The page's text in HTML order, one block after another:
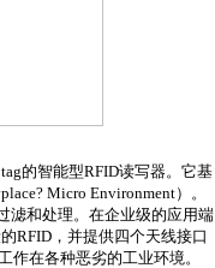
的智能型RFID读写器。它基
Micro Environment）。
滤和处理。在企业级的应用端
RFID，并提供四个天线接口
作在各种恶劣的工业环境。